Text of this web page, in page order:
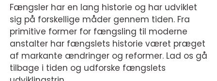
Fængsler har en lang historie og har udviklet
sig på forskellige måder gennem tiden. Fra
primitive former for fængsling til moderne
anstalter har fængslets historie været præget
af markante ændringer og reformer. Lad os gå
tilbage i tiden og udforske fængslets